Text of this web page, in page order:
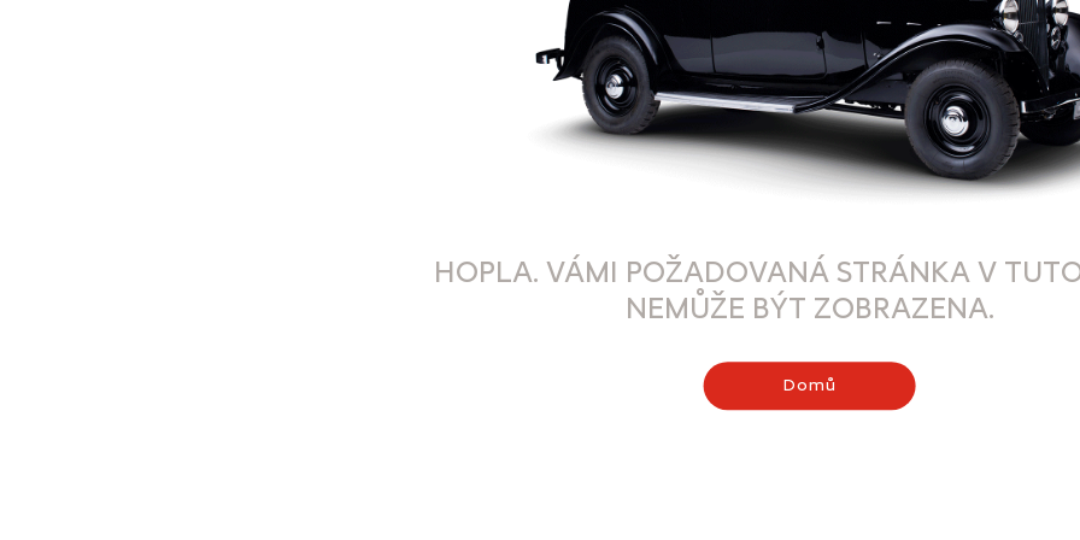
HOPLA. VÁMI POŽADOVANÁ STRÁNKA V
NEMŮŽE BÝT ZOBRAZENA.
Domů